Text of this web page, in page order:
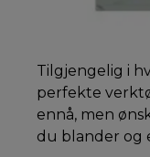
Tilgjengelig i
perfekte
ennå, men
du blander og